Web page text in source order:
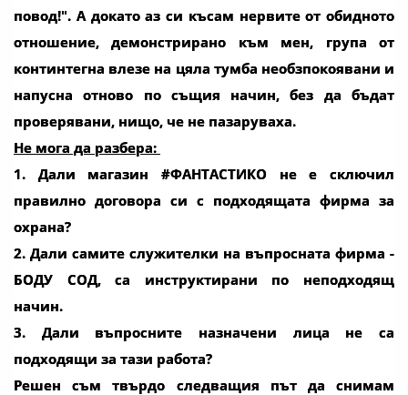
повод!". А докато аз си късам нервите от обидното
отношение, демонстрирано към мен, група от
континтегна влезе на цяла тумба необзпокоявани и
напусна отново по същия начин, без да бъдат
проверявани, нищо, че не пазаруваха.
Не мога да разбера:
1. Дали магазин #ФАНТАСТИКО не е сключил
правилно договора си с подходящата фирма за
охрана?
2. Дали самите служителки на въпросната фирма -
БОДУ СОД, са инструктирани по неподходящ
начин.
3. Дали въпросните назначени лица не са
подходящи за тази работа?
Решен съм твърдо следващия път да снимам